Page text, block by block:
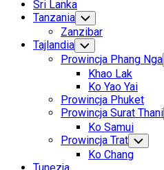
Sri Lanka
Tanzania Toggle
Child
Menu
Zanzibar
Tajlandia Toggle
Child
Menu
Prowincja Phang Nga
Khao Lak
Ko Yao Yai
Prowincja Phuket
Prowincja Surat Thani
Ko Samui
Prowincja Trat Toggle
Child
Menu
Ko Chang